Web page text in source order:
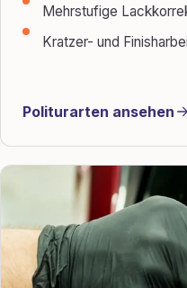
Mehrstufige
Kratzer- und
Politurarten ansehen